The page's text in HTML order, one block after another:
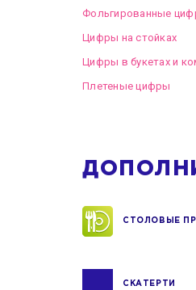
Фольгированные
Цифры на стойках
Цифры в букетах и
Плетеные цифры
СТОЛОВЫЕ
СКАТЕРТИ